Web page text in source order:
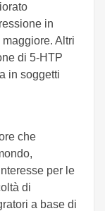
in
Altri
di 5-HTP
in soggetti
che
per le
di
a base di